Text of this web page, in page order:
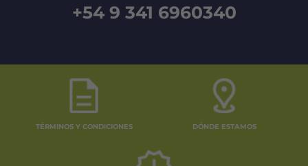
+54 9 341 6960340
TÉRMINOS Y CONDICIONES DÓNDE ESTAMOS